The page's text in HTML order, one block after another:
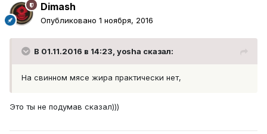
Dimash
Опубликовано 1 ноября, 2016
В 01.11.2016 в 14:23, yosha сказал:
На свинном мясе жира практически нет,
Это ты не подумав сказал)))